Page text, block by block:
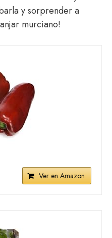
y sorprender a
murciano!
Ver en Amazon